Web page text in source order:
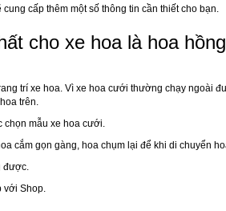
cấp thêm một số thông tin cần thiết cho bạn.
cho xe hoa là hoa
trí xe hoa. Vì xe hoa cưới thường chạy ngoài
trên.
chọn mẫu xe hoa cưới.
cắm gọn gàng, hoa chụm lại để khi di chuyển
được.
với Shop.